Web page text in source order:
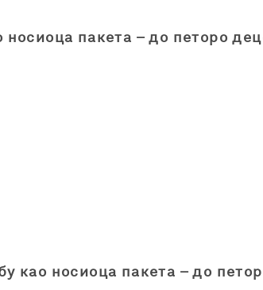
пакета – до петоро
као носиоца пакета – до